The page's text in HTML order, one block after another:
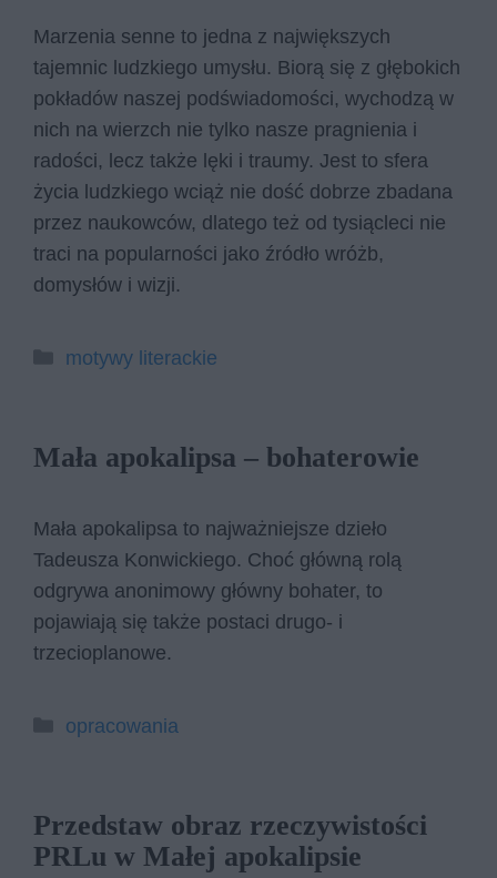
Marzenia senne to jedna z największych
tajemnic ludzkiego umysłu. Biorą się z głębokich
pokładów naszej podświadomości, wychodzą w
nich na wierzch nie tylko nasze pragnienia i
radości, lecz także lęki i traumy. Jest to sfera
życia ludzkiego wciąż nie dość dobrze zbadana
przez naukowców, dlatego też od tysiącleci nie
traci na popularności jako źródło wróżb,
domysłów i wizji.
Kategorie
motywy literackie
Mała apokalipsa – bohaterowie
Mała apokalipsa to najważniejsze dzieło
Tadeusza Konwickiego. Choć główną rolą
odgrywa anonimowy główny bohater, to
pojawiają się także postaci drugo- i
trzecioplanowe.
Kategorie
opracowania
Przedstaw obraz rzeczywistości
PRLu w Małej apokalipsie